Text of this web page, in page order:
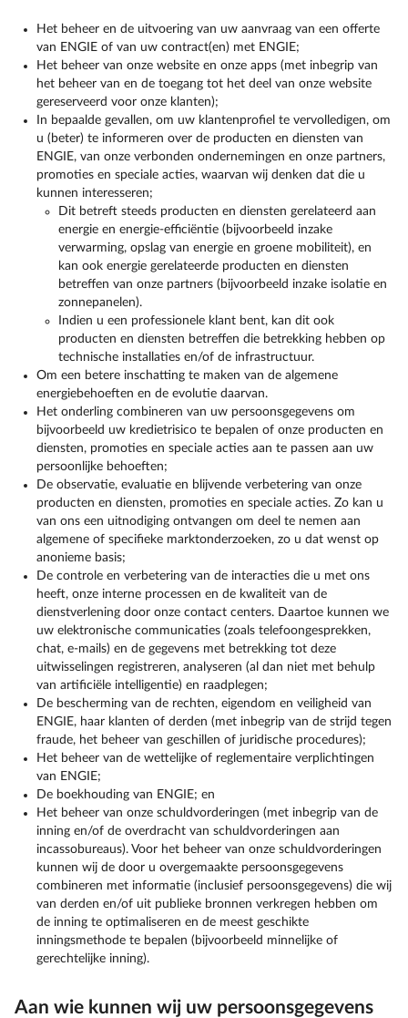
Het beheer en de uitvoering van uw aanvraag van een offerte
van ENGIE of van uw contract(en) met ENGIE;
Het beheer van onze website en onze apps (met inbegrip van
het beheer van en de toegang tot het deel van onze website
gereserveerd voor onze klanten);
In bepaalde gevallen, om uw klantenprofiel te vervolledigen, om
u (beter) te informeren over de producten en diensten van
ENGIE, van onze verbonden ondernemingen en onze partners,
promoties en speciale acties, waarvan wij denken dat die u
kunnen interesseren;
Dit betreft steeds producten en diensten gerelateerd aan
energie en energie-efficiëntie (bijvoorbeeld inzake
verwarming, opslag van energie en groene mobiliteit), en
kan ook energie gerelateerde producten en diensten
betreffen van onze partners (bijvoorbeeld inzake isolatie en
zonnepanelen).
Indien u een professionele klant bent, kan dit ook
producten en diensten betreffen die betrekking hebben op
technische installaties en/of de infrastructuur.
Om een betere inschatting te maken van de algemene
energiebehoeften en de evolutie daarvan.
Het onderling combineren van uw persoonsgegevens om
bijvoorbeeld uw kredietrisico te bepalen of onze producten en
diensten, promoties en speciale acties aan te passen aan uw
persoonlijke behoeften;
De observatie, evaluatie en blijvende verbetering van onze
producten en diensten, promoties en speciale acties. Zo kan u
van ons een uitnodiging ontvangen om deel te nemen aan
algemene of specifieke marktonderzoeken, zo u dat wenst op
anonieme basis;
De controle en verbetering van de interacties die u met ons
heeft, onze interne processen en de kwaliteit van de
dienstverlening door onze contact centers. Daartoe kunnen we
uw elektronische communicaties (zoals telefoongesprekken,
chat, e-mails) en de gegevens met betrekking tot deze
uitwisselingen registreren, analyseren (al dan niet met behulp
van artificiële intelligentie) en raadplegen;
De bescherming van de rechten, eigendom en veiligheid van
ENGIE, haar klanten of derden (met inbegrip van de strijd tegen
fraude, het beheer van geschillen of juridische procedures);
Het beheer van de wettelijke of reglementaire verplichtingen
van ENGIE;
De boekhouding van ENGIE; en
Het beheer van onze schuldvorderingen (met inbegrip van de
inning en/of de overdracht van schuldvorderingen aan
incassobureaus). Voor het beheer van onze schuldvorderingen
kunnen wij de door u overgemaakte persoonsgegevens
combineren met informatie (inclusief persoonsgegevens) die wij
van derden en/of uit publieke bronnen verkregen hebben om
de inning te optimaliseren en de meest geschikte
inningsmethode te bepalen (bijvoorbeeld minnelijke of
gerechtelijke inning).
Aan wie kunnen wij uw persoonsgegevens